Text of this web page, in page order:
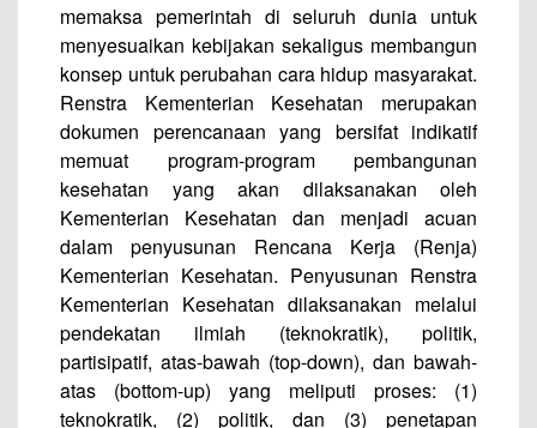
memaksa pemerintah di seluruh dunia untuk
menyesuaikan kebijakan sekaligus membangun
konsep untuk perubahan cara hidup masyarakat.
Renstra Kementerian Kesehatan merupakan
dokumen perencanaan yang bersifat indikatif
memuat program-program pembangunan
kesehatan yang akan dilaksanakan oleh
Kementerian Kesehatan dan menjadi acuan
dalam penyusunan Rencana Kerja (Renja)
Kementerian Kesehatan. Penyusunan Renstra
Kementerian Kesehatan dilaksanakan melalui
pendekatan ilmiah (teknokratik), politik,
partisipatif, atas-bawah (top-down), dan bawah-
atas (bottom-up) yang meliputi proses: (1)
teknokratik, (2) politik, dan (3) penetapan